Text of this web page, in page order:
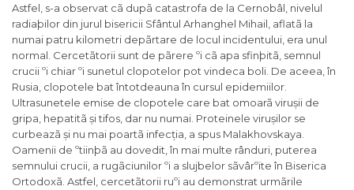
Astfel, s-a observat cã dupã catastrofa de la Cernobâl, nivelul
radiaþilor din jurul bisericii Sfântul Arhanghel Mihail, aflatã la
numai patru kilometri depãrtare de locul incidentului, era unul
normal. Cercetãtorii sunt de pãrere ºi cã apa sfinþitã, semnul
crucii ºi chiar ºi sunetul clopotelor pot vindeca boli. De aceea, în
Rusia, clopotele bat întotdeauna în cursul epidemiilor.
Ultrasunetele emise de clopotele care bat omoarã virușii de
gripa, hepatitã și tifos, dar nu numai. Proteinele virușilor se
curbeazã și nu mai poartã infecția, a spus Malakhovskaya.
Oamenii de ºtiinþã au dovedit, în mai multe rânduri, puterea
semnului crucii, a rugãciunilor ºi a slujbelor sãvârºite în Biserica
Ortodoxã. Astfel, cercetãtorii ruºi au demonstrat urmãrile